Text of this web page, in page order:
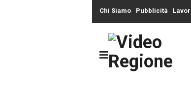
Chi Siamo Pubblicità